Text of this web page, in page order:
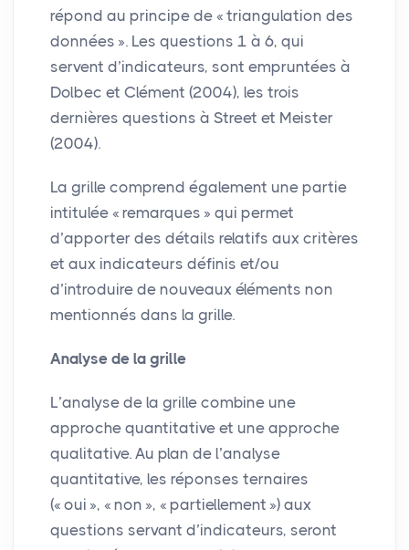
répond au principe de « triangulation des
données ». Les questions 1 à 6, qui
servent d’indicateurs, sont empruntées à
Dolbec et Clément (2004), les trois
dernières questions à Street et Meister
(2004).
La grille comprend également une partie
intitulée « remarques » qui permet
d’apporter des détails relatifs aux critères
et aux indicateurs définis et/ou
d’introduire de nouveaux éléments non
mentionnés dans la grille.
Analyse de la grille
L’analyse de la grille combine une
approche quantitative et une approche
qualitative. Au plan de l’analyse
quantitative, les réponses ternaires
(« oui », « non », « partiellement ») aux
questions servant d’indicateurs, seront